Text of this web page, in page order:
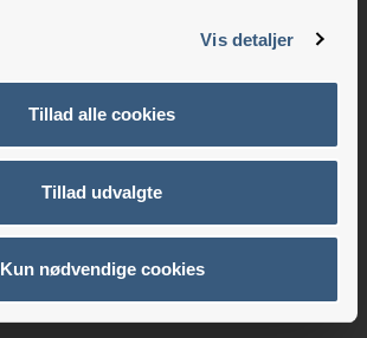
Vis detaljer
Tillad alle cookies
Tillad udvalgte
Kun nødvendige cookies